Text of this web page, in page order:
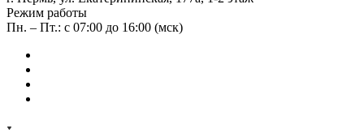
Режим работы
Пн. – Пт.: с 07:00 до 16:00 (мск)